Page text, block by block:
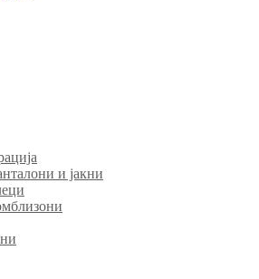
и јакни